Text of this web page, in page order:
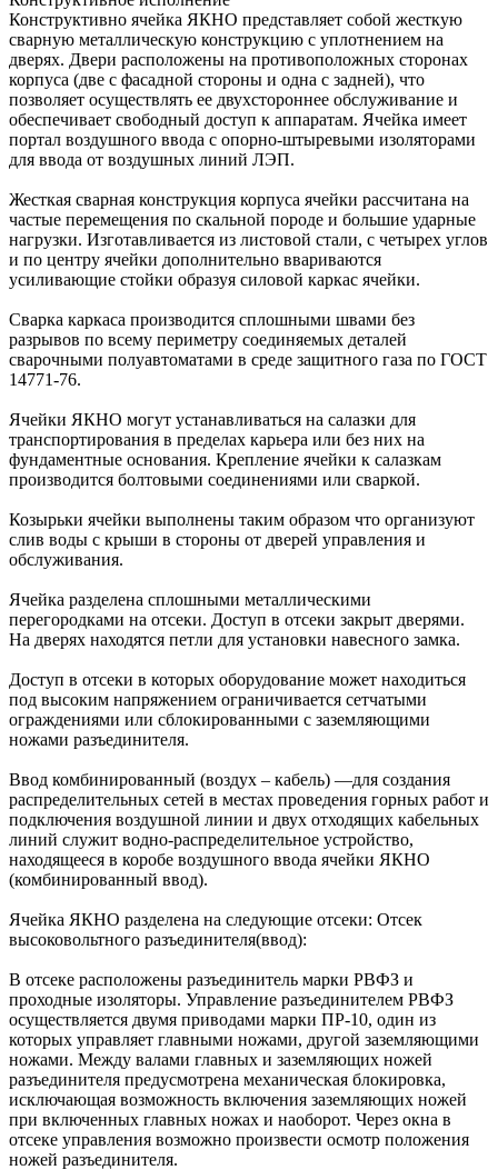
Конструктивно ячейка ЯКНО представляет собой жесткую
сварную металлическую конструкцию с уплотнением на
дверях. Двери расположены на противоположных сторонах
корпуса (две с фасадной стороны и одна с задней), что
позволяет осуществлять ее двухстороннее обслуживание и
обеспечивает свободный доступ к аппаратам. Ячейка имеет
портал воздушного ввода с опорно-штыревыми изоляторами
для ввода от воздушных линий ЛЭП.
Жесткая сварная конструкция корпуса ячейки рассчитана на
частые перемещения по скальной породе и большие ударные
нагрузки. Изготавливается из листовой стали, с четырех углов
и по центру ячейки дополнительно ввариваются
усиливающие стойки образуя силовой каркас ячейки.
Сварка каркаса производится сплошными швами без
разрывов по всему периметру соединяемых деталей
сварочными полуавтоматами в среде защитного газа по ГОСТ
14771-76.
Ячейки ЯКНО могут устанавливаться на салазки для
транспортирования в пределах карьера или без них на
фундаментные основания. Крепление ячейки к салазкам
производится болтовыми соединениями или сваркой.
Козырьки ячейки выполнены таким образом что организуют
слив воды с крыши в стороны от дверей управления и
обслуживания.
Ячейка разделена сплошными металлическими
перегородками на отсеки. Доступ в отсеки закрыт дверями.
На дверях находятся петли для установки навесного замка.
Доступ в отсеки в которых оборудование может находиться
под высоким напряжением ограничивается сетчатыми
ограждениями или сблокированными с заземляющими
ножами разъединителя.
Ввод комбинированный (воздух – кабель) —для создания
распределительных сетей в местах проведения горных работ и
подключения воздушной линии и двух отходящих кабельных
линий служит водно-распределительное устройство,
находящееся в коробе воздушного ввода ячейки ЯКНО
(комбинированный ввод).
Ячейка ЯКНО разделена на следующие отсеки: Отсек
высоковольтного разъединителя(ввод):
В отсеке расположены разъединитель марки РВФЗ и
проходные изоляторы. Управление разъединителем РВФЗ
осуществляется двумя приводами марки ПР-10, один из
которых управляет главными ножами, другой заземляющими
ножами. Между валами главных и заземляющих ножей
разъединителя предусмотрена механическая блокировка,
исключающая возможность включения заземляющих ножей
при включенных главных ножах и наоборот. Через окна в
отсеке управления возможно произвести осмотр положения
ножей разъединителя.